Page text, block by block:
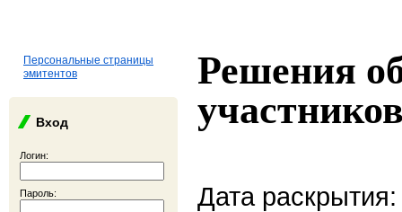
Персональные страницы
эмитентов
Вход
Логин:
Пароль:
Решения
Дата